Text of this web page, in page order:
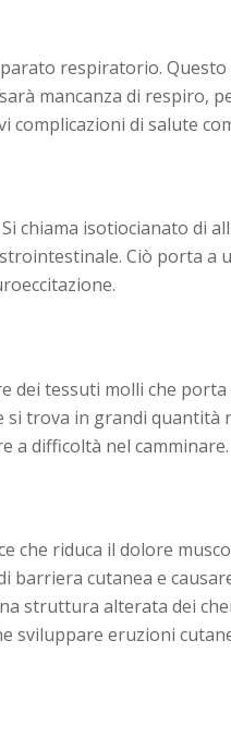
respiratorio.
mancanza di respiro,
di salute
chiama isotiocianato di
Ciò porta a
dei tessuti molli che
si trova in grandi quantità
a difficoltà nel camminare.
che riduca il dolore
cutanea e
struttura alterata dei
sviluppare eruzioni